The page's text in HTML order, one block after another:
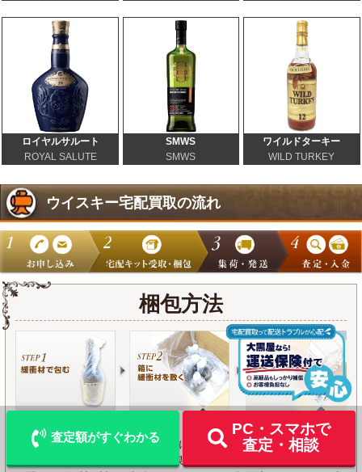
ロイヤルサルート
ROYAL SALUTE
SMWS
SMWS
ワイルドターキー
WILD TURKEY
ウイスキー宅配買取の流れ
梱包方法
ウイスキーのボトルを緩衝剤(新聞、チラシ、プチプチ等)で包み、1本
1本立てて箱に詰めてください。横にすると液漏れする恐れがありま
す。箱の中で動かないよう出来る限り隙間を埋めて、ボトルとボトル
査定額がすぐわかる
PC・スマホで
査定・相談
LINE 査定 メール査定
宅配買取を申込む 出張買取